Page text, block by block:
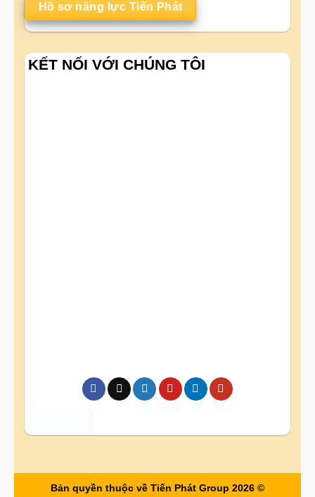
Hồ sơ năng lực Tiến Phát
KẾT NỐI VỚI CHÚNG TÔI
Bản quyền thuộc về Tiến Phát Group 2026 ©